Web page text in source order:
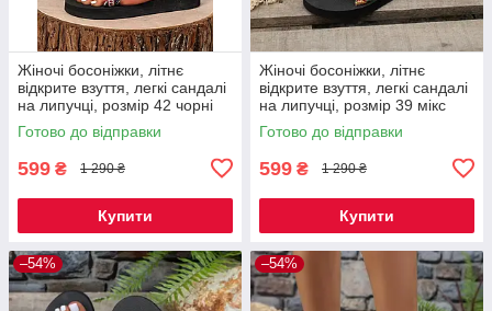
Жіночі босоніжки, літнє
відкрите взуття, легкі сандалі
на липучці, розмір 42 чорні
Код 00-0630
Готово до відправки
599 ₴ 1 290 ₴
Купити
Жіночі босоніжки, літнє
відкрите взуття, легкі сандалі
на липучці, розмір 39 мікс
Код 00-0643
Готово до відправки
599 ₴ 1 290 ₴
Купити
–54% –54%